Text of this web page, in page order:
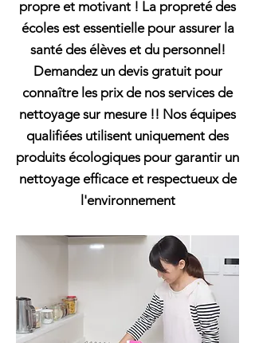
propre et motivant ! La propreté des
écoles est essentielle pour assurer la
santé des élèves et du personnel!
Demandez un devis gratuit pour
connaître les prix de nos services de
nettoyage sur mesure !! Nos équipes
qualifiées utilisent uniquement des
produits écologiques pour garantir un
nettoyage efficace et respectueux de
l'environnement